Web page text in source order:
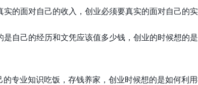
面对自己的收入，创业必须要真实的面对自己的实
己的经历和文凭应该值多少钱，创业的时候想的
业知识吃饭，存钱养家，创业时候想的是如何利用